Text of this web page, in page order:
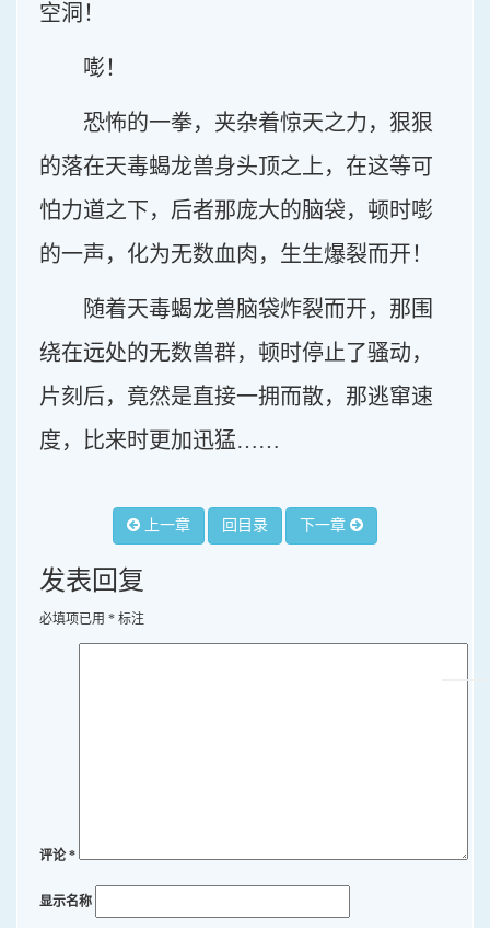
空洞！
嘭！
恐怖的一拳，夹杂着惊天之力，狠狠
的落在天毒蝎龙兽身头顶之上，在这等可
怕力道之下，后者那庞大的脑袋，顿时嘭
的一声，化为无数血肉，生生爆裂而开！
随着天毒蝎龙兽脑袋炸裂而开，那围
绕在远处的无数兽群，顿时停止了骚动，
片刻后，竟然是直接一拥而散，那逃窜速
度，比来时更加迅猛……
上一章 回目录 下一章
发表回复
必填项已用 * 标注
评论*
显示名称